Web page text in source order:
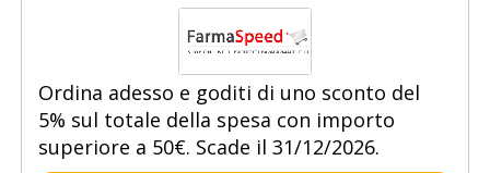
Ordina adesso e goditi di uno sconto del
5% sul totale della spesa con importo
superiore a 50€. Scade il 31/12/2026.